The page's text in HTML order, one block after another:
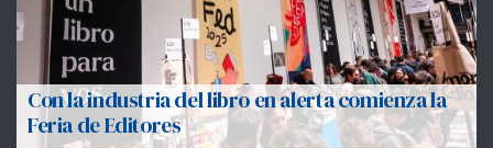
Con la industria del libro en alerta comienza la
Feria de Editores